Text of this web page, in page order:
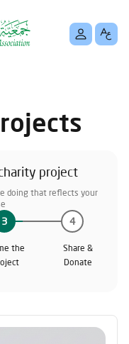
project
doing that reflects your
3 4
the
Share &
Donate